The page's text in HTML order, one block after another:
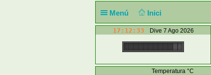
Menú Inici
17:12:33 Dive 7 Ago 2026
Temperatura °C